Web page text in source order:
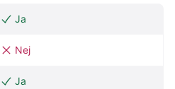
Ja
Nej
Ja